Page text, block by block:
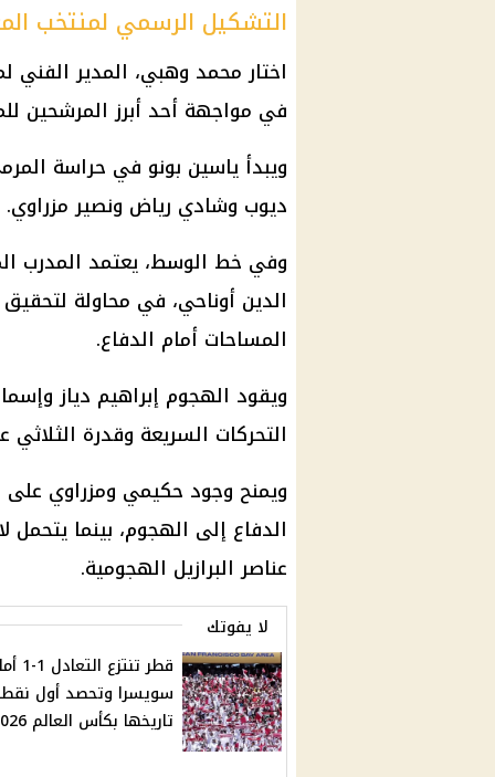
التشكيل الرسمي لمنتخب
اختار محمد وهبي، المدير الفني
في مواجهة أحد أبرز المرشحين
ويبدأ ياسين بونو في حراسة
ديوب وشادي رياض ونصير مزراوي.
وفي خط الوسط، يعتمد المدرب
الدين أوناحي، في محاولة لتحقيق
المساحات أمام الدفاع.
ويقود الهجوم إبراهيم دياز
التحركات السريعة وقدرة
ويمنح وجود حكيمي ومزراوي على
الدفاع إلى الهجوم، بينما
عناصر البرازيل الهجومية.
لا يفوتك
قطر تنتزع
سويسرا وتحصد أول
تاريخها بكأس العالم 2026